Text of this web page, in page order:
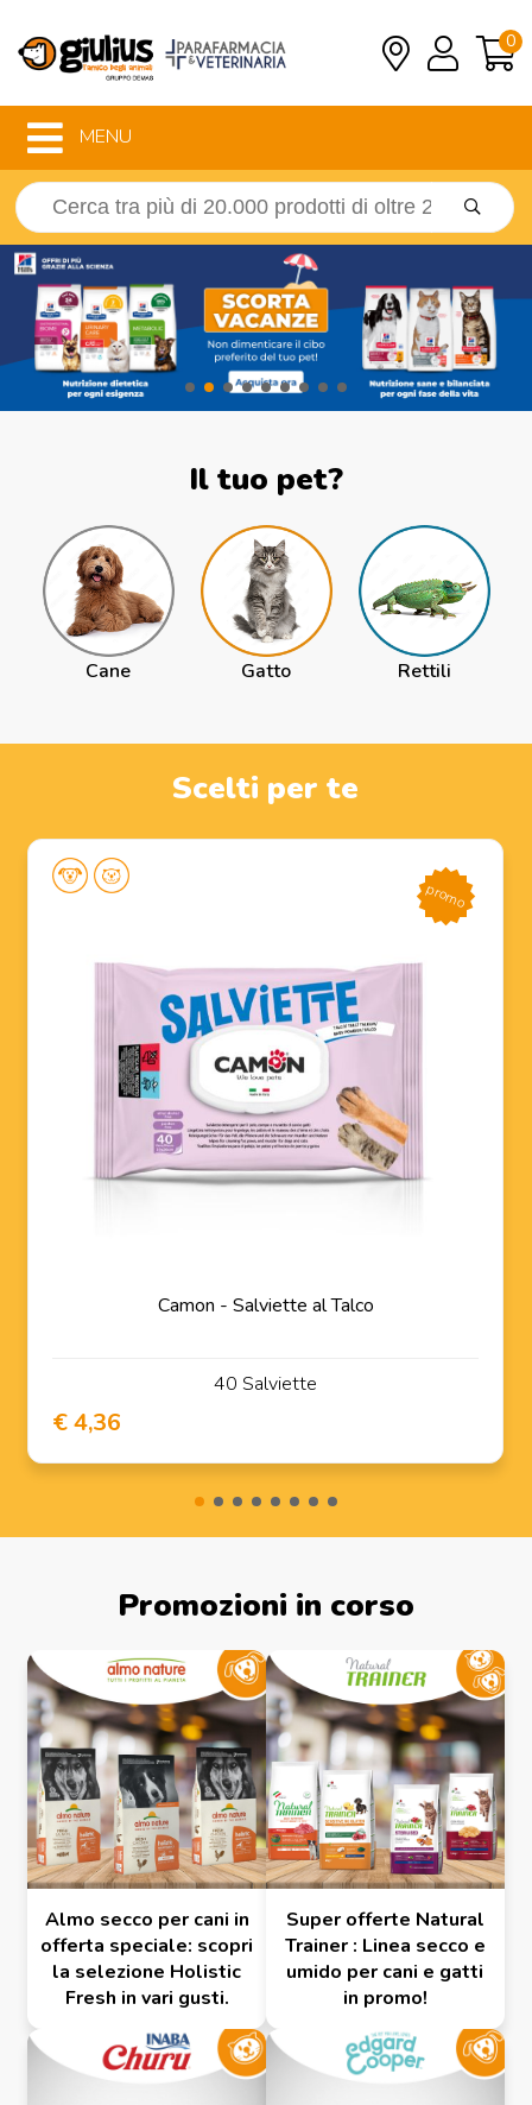
0
MENU
Il tuo pet?
Cane Gatto Rettili
Scelti per te
Camon - Salviette al Talco
40 Salviette
€ 4,36
promo
Promozioni in corso
Almo secco per cani in
offerta speciale: scopri
la selezione Holistic
Fresh in vari gusti.
Super offerte Natural
Trainer : Linea secco e
umido per cani e gatti
in promo!